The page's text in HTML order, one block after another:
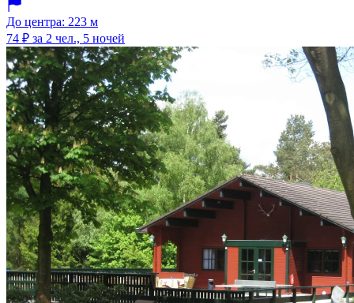
До центра: 223 м
74 ₽ за 2 чел., 5 ночей